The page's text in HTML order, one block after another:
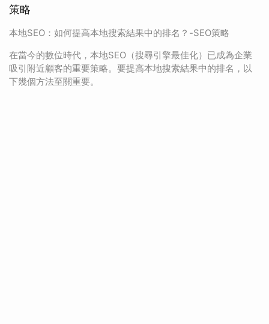
策略
本地SEO：如何提高本地搜索結果中的排名？-SEO策略
在當今的數位時代，本地SEO（搜尋引擎最佳化）已成為企業
吸引附近顧客的重要策略。要提高本地搜索結果中的排名，以
下幾個方法至關重要。